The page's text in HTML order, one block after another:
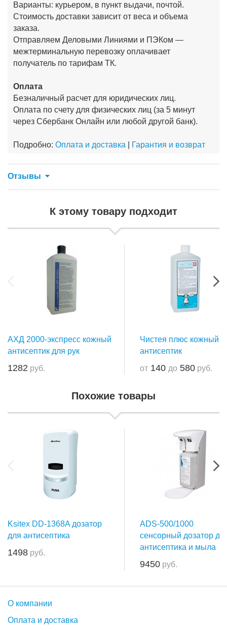
Варианты: курьером, в пункт выдачи, почтой.
Стоимость доставки зависит от веса и объема
заказа.
Отправляем Деловыми Линиями и ПЭКом —
межтерминальную перевозку оплачивает
получатель по тарифам ТК.
Оплата
Безналичный расчет для юридических лиц.
Оплата по счету для физических лиц (за 5 минут
через Сбербанк Онлайн или любой другой банк).
Подробно: Оплата и доставка Гарантия и возврат
Отзывы
К этому товару подходит
АХД 2000-экспресс кожный
антисептик для рук
1282 руб.
Чистея плюс кожный
антисептик
от 140 до 580 руб.
Похожие товары
Ksitex DD-1368A дозатор
для антисептика
1498 руб.
ADS-500/1000
сенсорный дозатор
антисептика и мыла
9450 руб.
О компании
Оплата и доставка